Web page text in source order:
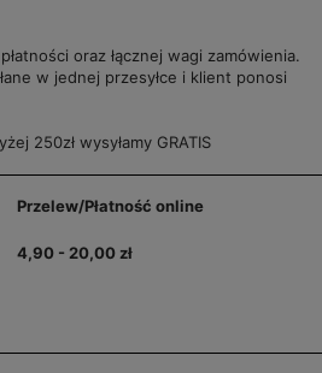
oraz łącznej wagi zamówienia.
w jednej przesyłce i klient ponosi
250zł wysyłamy GRATIS
Przelew/Płatność online
4,90 - 20,00 zł